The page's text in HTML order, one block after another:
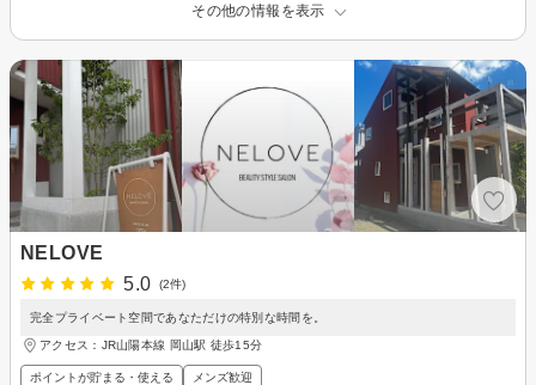
その他の情報を表示
NELOVE
5.0
(2件)
完全プライベート空間であなただけの特別な時間を。
アクセス：JR山陽本線 岡山駅 徒歩15分
ポイントが貯まる・使える メンズ歓迎